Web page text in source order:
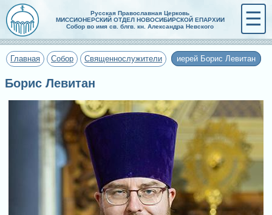
Русская Православная Церковь
МИССИОНЕРСКИЙ ОТДЕЛ НОВОСИБИРСКОЙ ЕПАРХИИ
Собор во имя св. блгв. кн. Александра Невского
☰
Главная Собор Священнослужители иерей Борис Левитан
Борис Левитан